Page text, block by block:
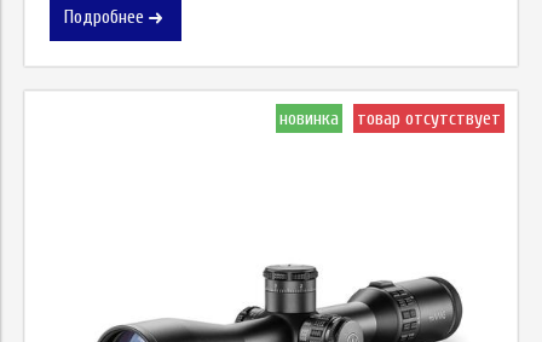
Подробнее
новинка товар отсутствует